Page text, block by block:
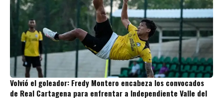
Volvió el goleador: Fredy Montero encabeza los convocados
de Real Cartagena para enfrentar a Independiente Valle del